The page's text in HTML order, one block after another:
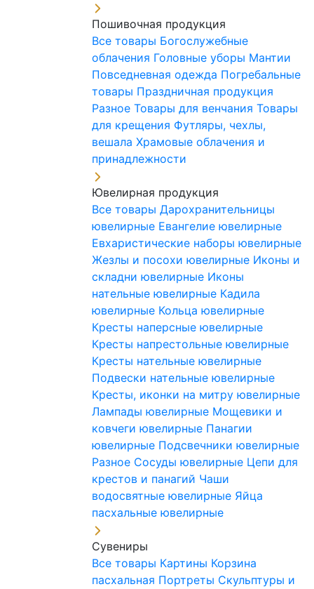
Пошивочная продукция
Все товары Богослужебные
облачения Головные уборы Мантии
Повседневная одежда Погребальные
товары Праздничная продукция
Разное Товары для венчания Товары
для крещения Футляры, чехлы,
вешала Храмовые облачения и
принадлежности
Ювелирная продукция
Все товары Дарохранительницы
ювелирные Евангелие ювелирные
Евхаристические наборы ювелирные
Жезлы и посохи ювелирные Иконы и
складни ювелирные Иконы
нательные ювелирные Кадила
ювелирные Кольца ювелирные
Кресты наперсные ювелирные
Кресты напрестольные ювелирные
Кресты нательные ювелирные
Подвески нательные ювелирные
Кресты, иконки на митру ювелирные
Лампады ювелирные Мощевики и
ковчеги ювелирные Панагии
ювелирные Подсвечники ювелирные
Разное Сосуды ювелирные Цепи для
крестов и панагий Чаши
водосвятные ювелирные Яйца
пасхальные ювелирные
Сувениры
Все товары Картины Корзина
пасхальная Портреты Скульптуры и